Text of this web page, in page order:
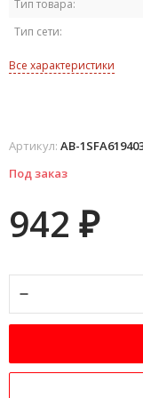
Тип товара:
Тип сети:
Все характеристики
Артикул: AB-
Под заказ
942 ₽